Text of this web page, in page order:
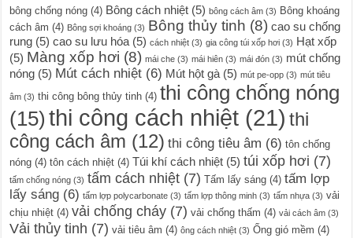
bông chống nóng (4) Bông cách nhiệt (5) bông cách âm (3) Bông khoáng
cách âm (4) Bông sợi khoáng (3) Bông thủy tinh (8) cao su chống
rung (5) cao su lưu hóa (5) cách nhiệt (3) gia công túi xốp hơi (3) Hạt xốp
(5) Màng xốp hơi (8) mái che (3) mái hiên (3) mái đón (3) mút chống
nóng (5) Mút cách nhiệt (6) Mút hột gà (5) mút pe-opp (3) mút tiêu
âm (3) thi công bông thủy tinh (4) thi công chống nóng
(15) thi công cách nhiệt (21) thi
công cách âm (12) thi công tiêu âm (6) tôn chống
nóng (4) tôn cách nhiệt (4) Túi khí cách nhiệt (5) túi xốp hơi (7)
tấm chống nóng (3) tấm cách nhiệt (7) Tấm lấy sáng (4) tấm lợp
lấy sáng (6) tấm lợp polycarbonate (3) tấm lợp thông minh (3) tấm nhựa (3) vải
chịu nhiệt (4) vải chống cháy (7) vải chống thấm (4) vải cách âm (3)
Vải thủy tinh (7) vải tiêu âm (4) ông cách nhiệt (3) Ống gió mềm (4)